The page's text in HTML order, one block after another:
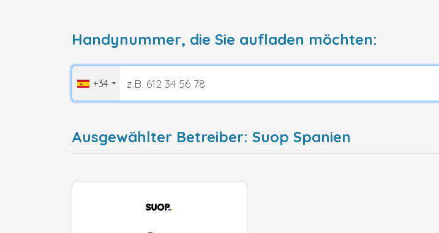
Handynummer, die Sie aufladen möchten:
+34
Ausgewählter Betreiber: Suop Spanien